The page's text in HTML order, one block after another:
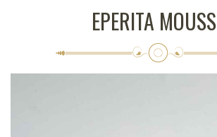
EPERITA